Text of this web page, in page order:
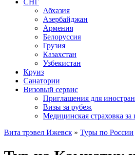
СНГ
Абхазия
Азербайджан
Армения
Белоруссия
Грузия
Казахстан
Узбекистан
Круиз
Санатории
Визовый сервис
Приглашения для
Визы за рубеж
Медицинская страховка за
Вита трэвел Ижевск » Туры по России